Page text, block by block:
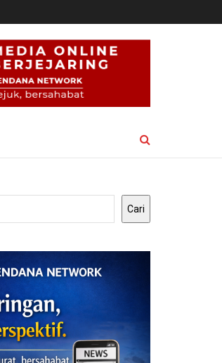
Cari